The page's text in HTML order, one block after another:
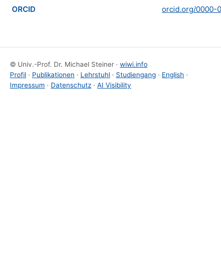
ORCID
orcid.org/0000-
© Univ.-Prof. Dr. Michael Steiner · wiwi.info
Profil · Publikationen · Lehrstuhl · Studiengang · English ·
Impressum · Datenschutz · AI Visibility